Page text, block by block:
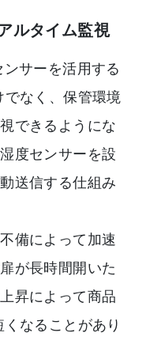
ルタイム監視
サーを活用する
なく、保管環境
できるようにな
度センサーを設
送信する仕組み
備によって加速
が長時間開いた
昇によって商品
なることがあり